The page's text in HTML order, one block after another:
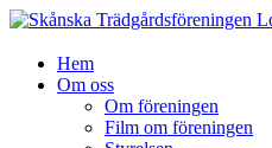
Fortsätt
innehållet
Hem
Om oss
Om föreningen
Film om föreningen